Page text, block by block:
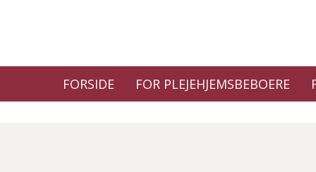
Primær
navigation
FORSIDE FOR PLEJEHJEMSBEBOERE